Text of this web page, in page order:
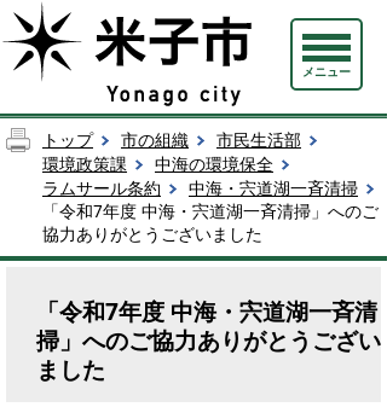
メニュー
トップ 市の組織
市民生活部
環境政策課
中海の環境保全
ラムサール条約
中海・宍道湖一斉清掃
「令和7年度 中海・宍道湖一斉清掃」へのご
協力ありがとうございました
「令和7年度 中海・宍道湖一斉清
掃」へのご協力ありがとうござい
ました